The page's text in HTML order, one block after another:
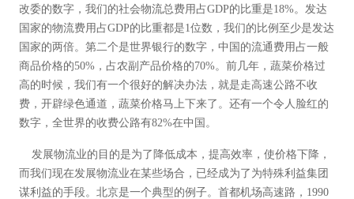
改委的数字，我们的社会物流总费用占GDP的比重是18%。发达
国家的物流费用占GDP的比重都是1位数，我们的比例至少是发达
国家的两倍。第二个是世界银行的数字，中国的流通费用占一般
商品价格的50%，占农副产品价格的70%。前几年，蔬菜价格过
高的时候，我们有一个很好的解决办法，就是走高速公路不收
费，开辟绿色通道，蔬菜价格马上下来了。还有一个令人脸红的
数字，全世界的收费公路有82%在中国。
发展物流业的目的是为了降低成本，提高效率，使价格下降，
而我们现在发展物流业在某些场合，已经成为了为特殊利益集团
谋利益的手段。北京是一个典型的例子。首都机场高速路，1990